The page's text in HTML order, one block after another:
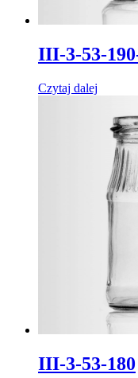
III-3-53-
Czytaj dalej
III-3-53-180